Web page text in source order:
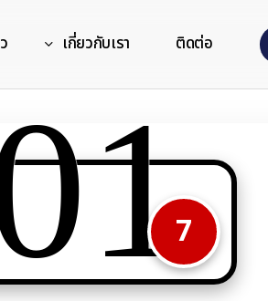
เกี่ยวกับเรา ติดต่อ
7